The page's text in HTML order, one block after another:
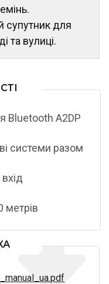
супутник для
та вулиці.
Bluetooth A2DP
системи разом
метрів